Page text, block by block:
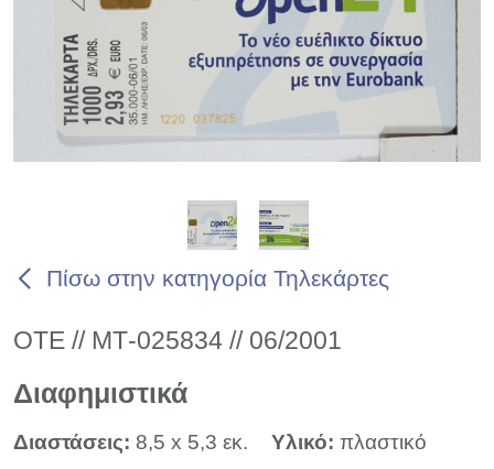
Πίσω στην κατηγορία Τηλεκάρτες
ΟΤΕ // ΜΤ-025834 // 06/2001
Διαφημιστικά
Διαστάσεις: 8,5 x 5,3 εκ. Υλικό: πλαστικό